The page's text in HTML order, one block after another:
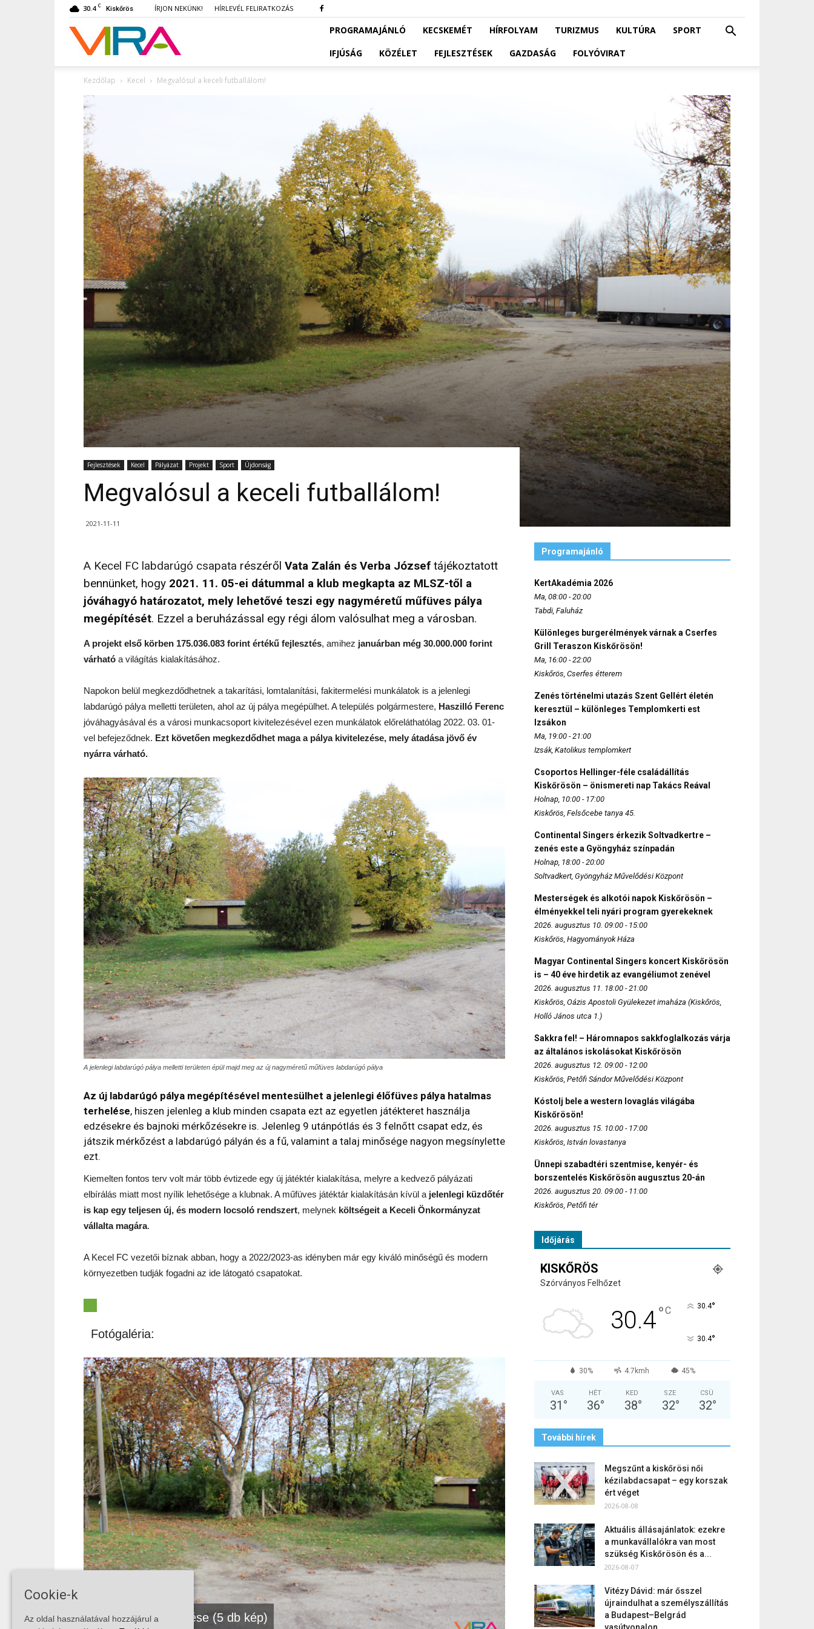
30.4 C Kiskőrös ÍRJON NEKÜNK! HÍRLEVÉL FELIRATKOZÁS
VIRA PROGRAMAJÁNLÓ KECSKEMÉT HÍRFOLYAM TURIZMUS KULTÚRA
SPORT
IFJÚSÁG
KÖZÉLET FEJLESZTÉSEK GAZDASÁG FOLYÓVIRAT
Kezdőlap Kecel Megvalósul a keceli futballálom!
Fejlesztések Kecel Pályázat Projekt Sport Újdonság
Megvalósul a keceli futballálom!
2021-11-11
A Kecel FC labdarúgó csapata részéről Vata Zalán és Verba József tájékoztatott
bennünket, hogy 2021. 11. 05-ei dátummal a klub megkapta az MLSZ-től a
jóváhagyó határozatot, mely lehetővé teszi egy nagyméretű műfüves pálya
megépítését. Ezzel a beruházással egy régi álom valósulhat meg a városban.
A projekt első körben 175.036.083 forint értékű fejlesztés, amihez januárban még 30.000.000 forint
várható a világítás kialakításához.
Napokon belül megkezdődhetnek a takarítási, lomtalanítási, fakitermelési munkálatok is a jelenlegi
labdarúgó pálya melletti területen, ahol az új pálya megépülhet. A település polgármestere, Haszilló Ferenc
jóváhagyásával és a városi munkacsoport kivitelezésével ezen munkálatok előreláthatólag 2022. 03. 01-
vel befejeződnek. Ezt követően megkezdődhet maga a pálya kivitelezése, mely átadása jövő év
nyárra várható.
A jelenlegi labdarúgó pálya melletti területen épül majd meg az új nagyméretű műfüves labdarúgó pálya
Az új labdarúgó pálya megépítésével mentesülhet a jelenlegi élőfüves pálya hatalmas
terhelése, hiszen jelenleg a klub minden csapata ezt az egyetlen játékteret használja
edzésekre és bajnoki mérkőzésekre is. Jelenleg 9 utánpótlás és 3 felnőtt csapat edz, és
játszik mérkőzést a labdarúgó pályán és a fű, valamint a talaj minősége nagyon megsínylette
ezt.
Kiemelten fontos terv volt már több évtizede egy új játéktér kialakítása, melyre a kedvező pályázati
elbírálás miatt most nyílik lehetősége a klubnak. A műfüves játéktár kialakításán kívül a jelenlegi küzdőtér
is kap egy teljesen új, és modern locsoló rendszert, melynek költségeit a Keceli Önkormányzat
vállalta magára.
A Kecel FC vezetői bíznak abban, hogy a 2022/2023-as idényben már egy kiváló minőségű és modern
környezetben tudják fogadni az ide látogató csapatokat.
Fotógaléria:
Fotók megtekintése (5 db kép)
Programajánló
KertAkadémia 2026
Ma, 08:00 - 20:00
Tabdi, Faluház
Különleges burgerélmények várnak a Cserfes
Grill Teraszon Kiskőrösön!
Ma, 16:00 - 22:00
Kiskőrös, Cserfes étterem
Zenés történelmi utazás Szent Gellért életén
keresztül – különleges Templomkerti est
Izsákon
Ma, 19:00 - 21:00
Izsák, Katolikus templomkert
Csoportos Hellinger-féle családállítás
Kiskőrösön – önismereti nap Takács Reával
Holnap, 10:00 - 17:00
Kiskőrös, Felsőcebe tanya 45.
Continental Singers érkezik Soltvadkertre –
zenés este a Gyöngyház színpadán
Holnap, 18:00 - 20:00
Soltvadkert, Gyöngyház Művelődési Központ
Mesterségek és alkotói napok Kiskőrösön –
élményekkel teli nyári program gyerekeknek
2026. augusztus 10. 09:00 - 15:00
Kiskőrös, Hagyományok Háza
Magyar Continental Singers koncert Kiskőrösön
is – 40 éve hirdetik az evangéliumot zenével
2026. augusztus 11. 18:00 - 21:00
Kiskőrös, Oázis Apostoli Gyülekezet imaháza (Kiskőrös,
Holló János utca 1.)
Sakkra fel! – Háromnapos sakkfoglalkozás várja
az általános iskolásokat Kiskőrösön
2026. augusztus 12. 09:00 - 12:00
Kiskőrös, Petőfi Sándor Művelődési Központ
Kóstolj bele a western lovaglás világába
Kiskőrösön!
2026. augusztus 15. 10:00 - 17:00
Kiskőrös, István lovastanya
Ünnepi szabadtéri szentmise, kenyér- és
borszentelés Kiskőrösön augusztus 20-án
2026. augusztus 20. 09:00 - 11:00
Kiskőrös, Petőfi tér
Időjárás
KISKŐRÖS
Szórványos Felhőzet
30.4°C 30.4°
30.4°
30% 4.7kmh 45%
VAS
31 °
HÉT
36°
KED
38°
SZE
32°
CSÜ
32°
További hírek
Megszűnt a kiskőrösi női
kézilabdacsapat – egy korszak
ért véget
2026-08-08
Aktuális állásajánlatok: ezekre
a munkavállalókra van most
szükség Kiskőrösön és a...
2026-08-07
Vitézy Dávid: már ősszel
újraindulhat a személyszállítás
a Budapest–Belgrád
Cookie-k
Az oldal használatával hozzájárul a